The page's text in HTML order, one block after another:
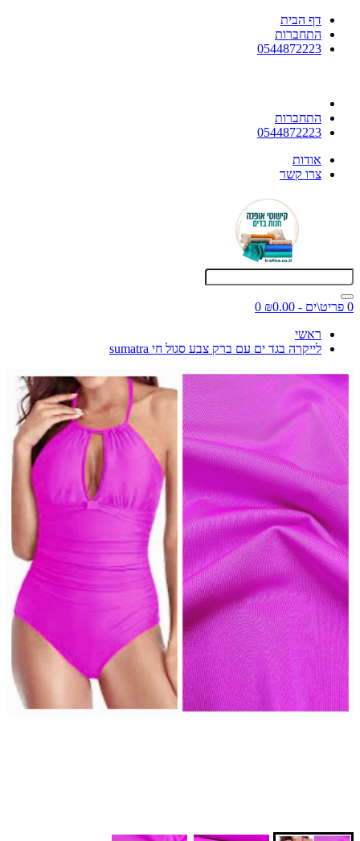
דף הבית
התחברות
0544872223
התחברות
0544872223
אודות
צרו קשר
0 פריט\ים - ₪0.00
0
ראשי
לייקרה בגד ים עם ברק צבע סגול חי sumatra